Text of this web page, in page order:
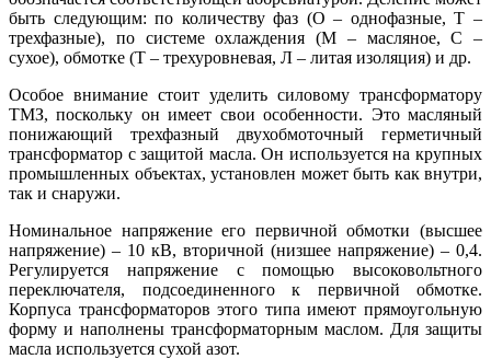
быть следующим: по количеству фаз (О – однофазные, Т –
трехфазные), по системе охлаждения (М – масляное, С –
сухое), обмотке (Т – трехуровневая, Л – литая изоляция) и др.
Особое внимание стоит уделить силовому трансформатору
ТМЗ, поскольку он имеет свои особенности. Это масляный
понижающий трехфазный двухобмоточный герметичный
трансформатор с защитой масла. Он используется на крупных
промышленных объектах, установлен может быть как внутри,
так и снаружи.
Номинальное напряжение его первичной обмотки (высшее
напряжение) – 10 кВ, вторичной (низшее напряжение) – 0,4.
Регулируется напряжение с помощью высоковольтного
переключателя, подсоединенного к первичной обмотке.
Корпуса трансформаторов этого типа имеют прямоугольную
форму и наполнены трансформаторным маслом. Для защиты
масла используется сухой азот.